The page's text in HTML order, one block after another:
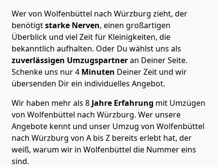
Wer von Wolfenbüttel nach Würzburg zieht, der
benötigtstarke Nerven, einen großartigen
Überblick und viel Zeit für Kleinigkeiten, die
bekanntlich aufhalten. Oder Du wählst uns als
zuverlässigen Umzugspartneran Deiner Seite.
Schenke uns nur4 Minuten Deiner Zeit und wir
übersenden Dir ein individuelles Angebot.
Wir haben mehr als 8 Jahre Erfahrung mit Umzügen
von Wolfenbüttel nach Würzburg. Wer unsere
Angebote kennt und unser Umzug von Wolfenbüttel
nach Würzburg von A bis Z bereits erlebt hat, der
weiß, warum wir in Wolfenbüttel die Nummer eins
sind.